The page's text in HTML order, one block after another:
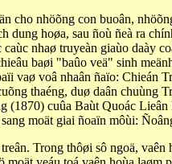
cho nhöõng con buoân,
hoøa, sau ñoù ñeà ra
nhaø truyeàn giaùo daày
baøi "baûo veä" sinh
vaø voâ nhaân ñaïo: Chieán
thaéng, duø daân chuùng
cuûa Baùt Quoác
moät giai ñoaïn môùi:
Trong thôøi sô ngoä,